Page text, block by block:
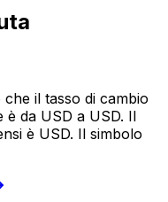
il tasso di cambio
da USD a USD. Il
è USD. Il simbolo